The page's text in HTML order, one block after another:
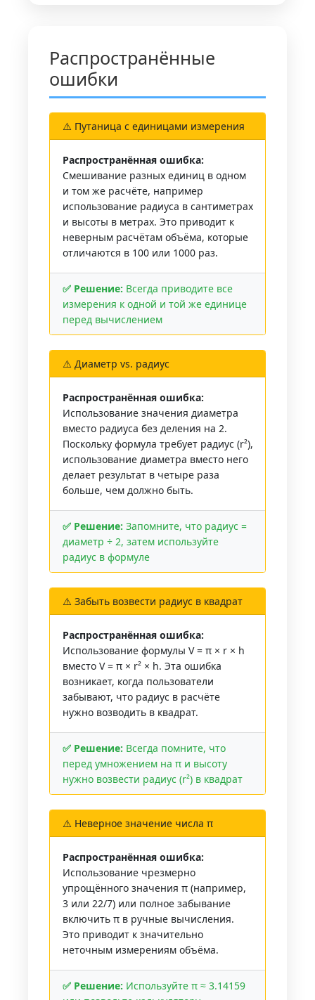
Распространённые
ошибки
⚠️ Путаница с единицами измерения
Распространённая ошибка:
Смешивание разных единиц в одном
и том же расчёте, например
использование радиуса в сантиметрах
и высоты в метрах. Это приводит к
неверным расчётам объёма, которые
отличаются в 100 или 1000 раз.
✅ Решение: Всегда приводите все
измерения к одной и той же единице
перед вычислением
⚠️ Диаметр vs. радиус
Распространённая ошибка:
Использование значения диаметра
вместо радиуса без деления на 2.
Поскольку формула требует радиус (r²),
использование диаметра вместо него
делает результат в четыре раза
больше, чем должно быть.
✅ Решение: Запомните, что радиус =
диаметр ÷ 2, затем используйте
радиус в формуле
⚠️ Забыть возвести радиус в квадрат
Распространённая ошибка:
Использование формулы V = π × r × h
вместо V = π × r² × h. Эта ошибка
возникает, когда пользователи
забывают, что радиус в расчёте
нужно возводить в квадрат.
✅ Решение: Всегда помните, что
перед умножением на π и высоту
нужно возвести радиус (r²) в квадрат
⚠️ Неверное значение числа π
Распространённая ошибка:
Использование чрезмерно
упрощённого значения π (например,
3 или 22/7) или полное забывание
включить π в ручные вычисления.
Это приводит к значительно
неточным измерениям объёма.
✅ Решение: Используйте π ≈ 3.14159